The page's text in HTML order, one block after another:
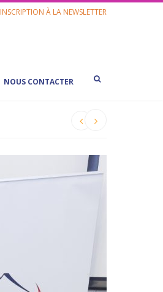
INSCRIPTION À LA NEWSLETTER
NOUS CONTACTER